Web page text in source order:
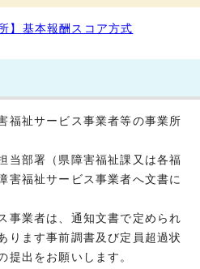
】基本報酬スコア方式
福祉サービス事業者等の事業所
当部署（県障害福祉課又は各福
害福祉サービス事業者へ文書に
事業者は、通知文書で定められ
ります事前調書及び定員超過状
提出をお願いします。